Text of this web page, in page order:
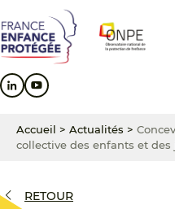
au
contenu
principal
au
menu
principal
au
pied
de
Accueil > Actualités >
collective des enfants et des
RETOUR